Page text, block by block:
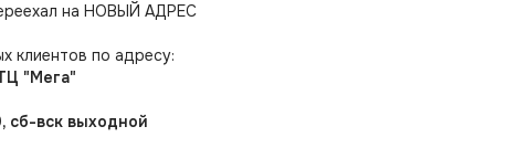
на НОВЫЙ АДРЕС
клиентов по адресу:
"Мега"
сб-вск выходной